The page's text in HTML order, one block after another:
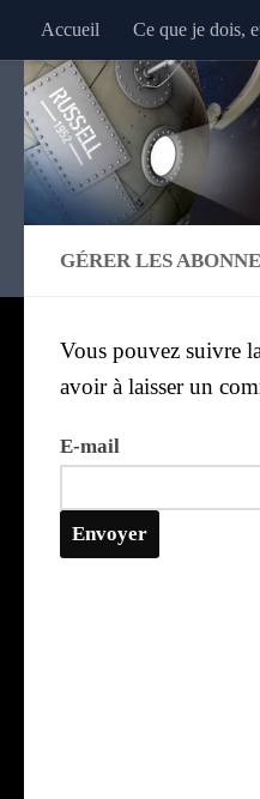
Au dessous du contenu
Accueil Ce que je dois,
GÉRER LES
Vous pou­vez suivre
avoir à lais­ser un
E‑mail